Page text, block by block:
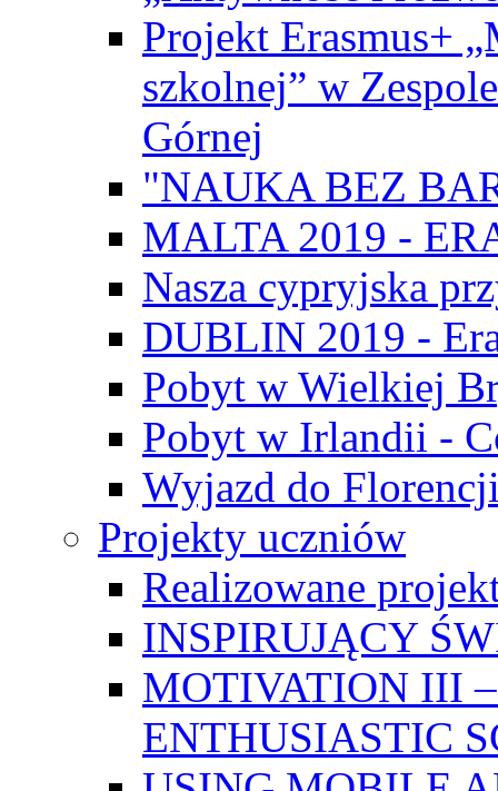
Projekt Erasmus+
szkolnej” w
Górnej
"NAUKA BEZ
MALTA 2019 -
Nasza cypryjska
DUBLIN 2019 -
Pobyt w Wielkiej
Pobyt w Irlandii -
Wyjazd do
Projekty uczniów
Realizowane
INSPIRUJĄCY
MOTIVATION III
ENTHUSIASTIC